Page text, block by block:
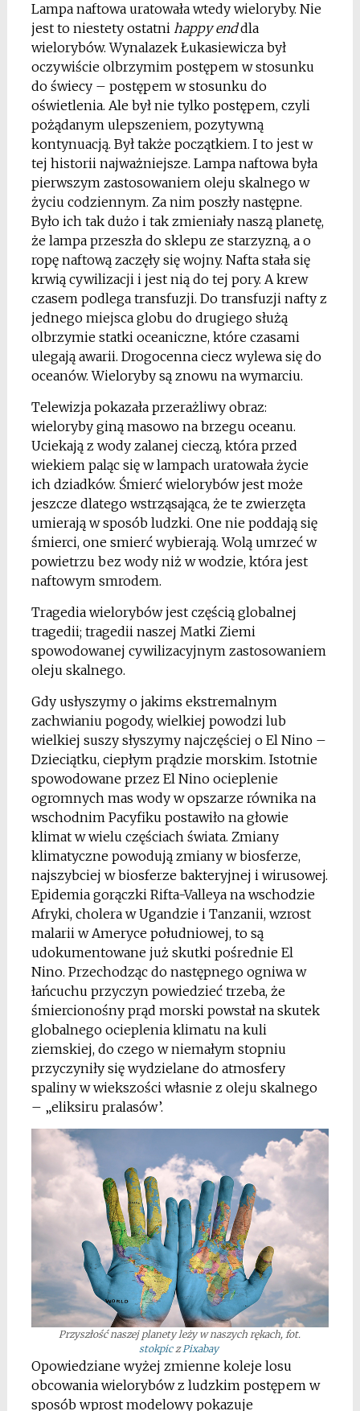
Lampa naftowa uratowała wtedy wieloryby. Nie
jest to niestety ostatni happy enddla
wielorybów. Wynalazek Łukasiewicza był
oczywiście olbrzymim postępem w stosunku
do świecy – postępem w stosunku do
oświetlenia. Ale był nie tylko postępem, czyli
pożądanym ulepszeniem, pozytywną
kontynuacją. Był także początkiem. I to jest w
tej historii najważniejsze. Lampa naftowa była
pierwszym zastosowaniem oleju skalnego w
życiu codziennym. Za nim poszły następne.
Było ich tak dużo i tak zmieniały naszą planetę,
że lampa przeszła do sklepu ze starzyzną, a o
ropę naftową zaczęły się wojny. Nafta stała się
krwią cywilizacji i jest nią do tej pory. A krew
czasem podlega transfuzji. Do transfuzji nafty z
jednego miejsca globu do drugiego służą
olbrzymie statki oceaniczne, które czasami
ulegają awarii. Drogocenna ciecz wylewa się do
oceanów. Wieloryby są znowu na wymarciu.
Telewizja pokazała przerażliwy obraz:
wieloryby giną masowo na brzegu oceanu.
Uciekają z wody zalanej cieczą, która przed
wiekiem paląc się w lampach uratowała życie
ich dziadków. Śmierć wielorybów jest może
jeszcze dlatego wstrząsająca, że te zwierzęta
umierają w sposób ludzki. One nie poddają się
śmierci, one smierć wybierają. Wolą umrzeć w
powietrzu bez wody niż w wodzie, która jest
naftowym smrodem.
Tragedia wielorybów jest częścią globalnej
tragedii; tragedii naszej Matki Ziemi
spowodowanej cywilizacyjnym zastosowaniem
oleju skalnego.
Gdy usłyszymy o jakims ekstremalnym
zachwianiu pogody, wielkiej powodzi lub
wielkiej suszy słyszymy najczęściej o El Nino –
Dzieciątku, ciepłym prądzie morskim. Istotnie
spowodowane przez El Nino ocieplenie
ogromnych mas wody w opszarze równika na
wschodnim Pacyfiku postawiło na głowie
klimat w wielu częściach świata. Zmiany
klimatyczne powodują zmiany w biosferze,
najszybciej w biosferze bakteryjnej i wirusowej.
Epidemia gorączki Rifta-Valleya na wschodzie
Afryki, cholera w Ugandzie i Tanzanii, wzrost
malarii w Ameryce południowej, to są
udokumentowane już skutki pośrednie El
Nino. Przechodząc do następnego ogniwa w
łańcuchu przyczyn powiedzieć trzeba, że
śmiercionośny prąd morski powstał na skutek
globalnego ocieplenia klimatu na kuli
ziemskiej, do czego w niemałym stopniu
przyczyniły się wydzielane do atmosfery
spaliny w wiekszości własnie z oleju skalnego
– „eliksiru pralasów’.
Przyszłość naszej planety leży w naszych rękach, fot.
stokpiczPixabay
Opowiedziane wyżej zmienne koleje losu
obcowania wielorybów z ludzkim postępem w
sposób wprost modelowy pokazuje